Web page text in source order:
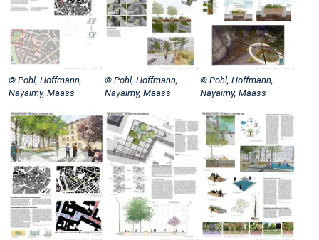
© Pohl, Hoffmann,
Nayaimy, Maass
© Pohl, Hoffmann,
Nayaimy, Maass
© Pohl, Hoffmann,
Nayaimy, Maass